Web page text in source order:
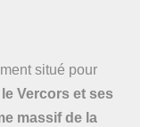
situé pour
le Vercors et ses
massif de la